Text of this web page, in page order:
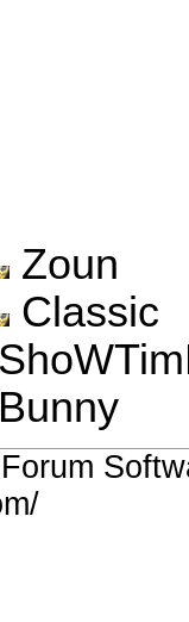
Zoun
Classic
Bunny